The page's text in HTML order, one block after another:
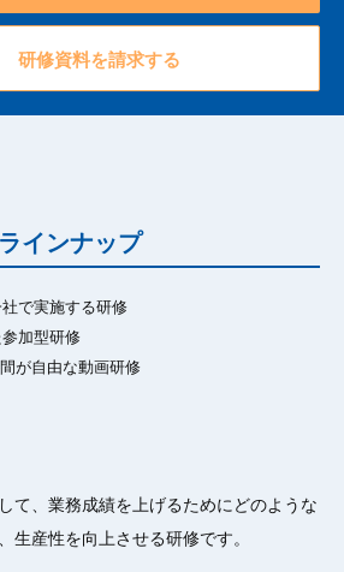
研修資料を請求する
インナップ
で実施する研修
加型研修
が自由な動画研修
て、業務成績を上げるためにどのような
生産性を向上させる研修です。